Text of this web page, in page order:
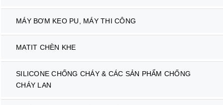
MÁY BƠM KEO PU, MÁY THI CÔNG
MATIT CHÈN KHE
SILICONE CHỐNG CHÁY & CÁC SẢN PHẨM CHỐNG
CHÁY LAN